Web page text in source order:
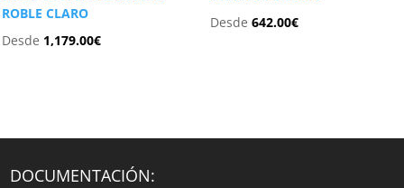
ROBLE CLARO
Desde 1,179.00€
Desde 642.00€
DOCUMENTACIÓN: